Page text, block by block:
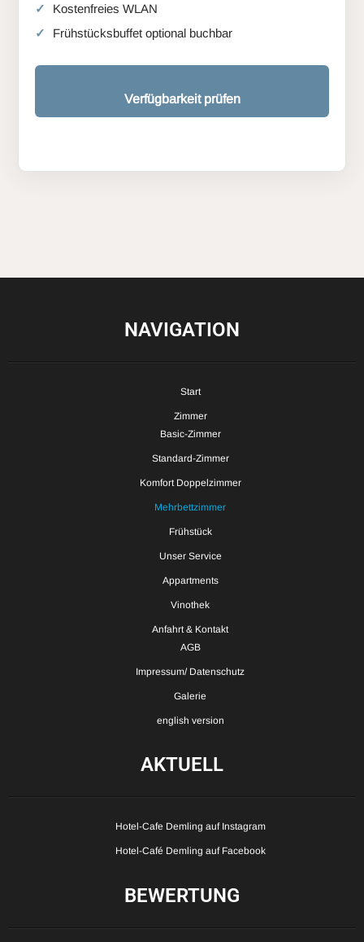
Kostenfreies WLAN
Frühstücksbuffet optional buchbar
Verfügbarkeit prüfen
NAVIGATION
Start
Zimmer
Basic-Zimmer
Standard-Zimmer
Komfort Doppelzimmer
Mehrbettzimmer
Frühstück
Unser Service
Appartments
Vinothek
Anfahrt & Kontakt
AGB
Impressum/ Datenschutz
Galerie
english version
AKTUELL
Hotel-Cafe Demling auf Instagram
Hotel-Café Demling auf Facebook
BEWERTUNG